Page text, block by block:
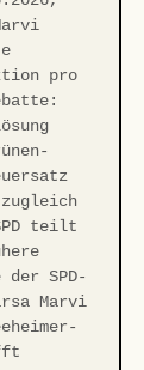
pro
teilt
der SPD-
Marvi